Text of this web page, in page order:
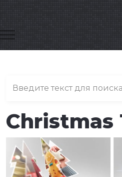
Mobile Menu Toggle
Christmas